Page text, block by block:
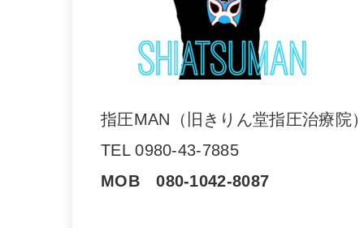
指圧MAN（旧きりん堂指圧治療院
TEL 0980-43-7885
MOB 080-1042-8087